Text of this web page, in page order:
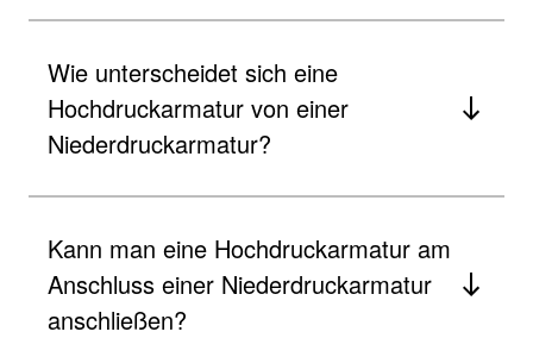
Wie unterscheidet sich eine
Hochdruckarmatur von einer
Niederdruckarmatur?
Kann man eine Hochdruckarmatur am
Anschluss einer Niederdruckarmatur
anschließen?